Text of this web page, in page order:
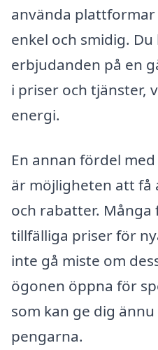
använda
enkel och smidig.
erbjudanden på en
i priser och tjänster,
energi.
En annan fördel
är möjligheten att få
och rabatter.
tillfälliga priser för
inte gå miste om
ögonen öppna för
som kan ge dig
pengarna.